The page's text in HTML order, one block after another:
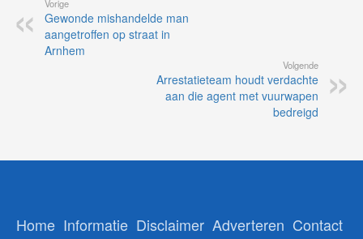
Vorige
Gewonde mishandelde man
aangetroffen op straat in
Arnhem
Volgende
Arrestatieteam houdt verdachte
aan die agent met vuurwapen
bedreigd
Home Informatie Disclaimer Adverteren Contact